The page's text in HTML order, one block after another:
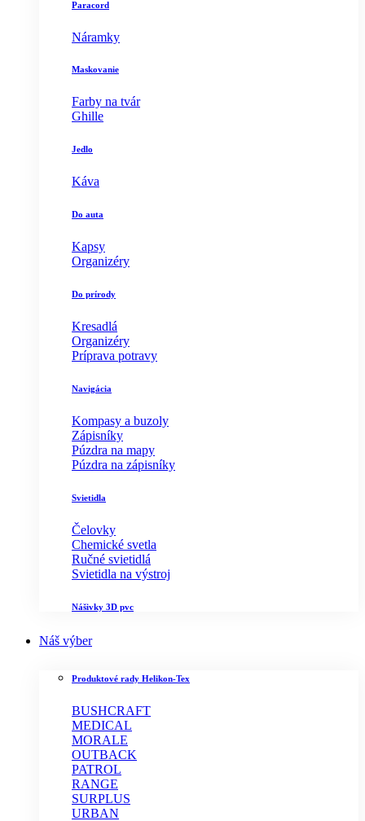
Paracord
Náramky
Maskovanie
Farby na tvár
Ghille
Jedlo
Káva
Do auta
Kapsy
Organizéry
Do prírody
Kresadlá
Organizéry
Príprava potravy
Navigácia
Kompasy a buzoly
Zápisníky
Púzdra na mapy
Púzdra na zápisníky
Svietidla
Čelovky
Chemické svetla
Ručné svietidlá
Svietidla na výstroj
Nášivky 3D pvc
Náš výber
Produktové rady Helikon-Tex
BUSHCRAFT
MEDICAL
MORALE
OUTBACK
PATROL
RANGE
SURPLUS
URBAN